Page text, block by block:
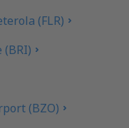
(FLR)
(BRI)
(BZO)